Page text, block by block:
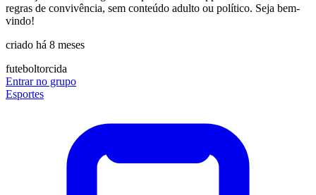
regras de convivência, sem conteúdo adulto ou político. Seja bem-
vindo!
criado há 8 meses
futeboltorcida
Entrar no grupo
Esportes